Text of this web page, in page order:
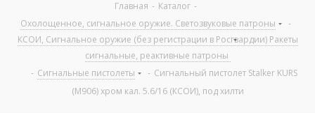
Главная - Каталог -
Охолощенное, сигнальное оружие. Светозвуковые патроны
-
КСОИ, Сигнальное оружие (без регистрации в Росгвардии) Ракеты
сигнальные, реактивные патроны
- Сигнальные пистолеты - Сигнальный пистолет Stalker KURS
(М906) хром кал. 5.6/16 (КСОИ), под хилти